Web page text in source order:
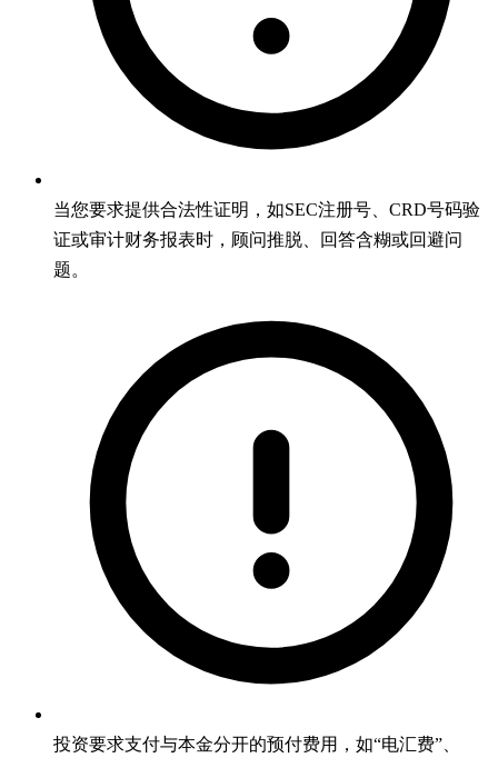
当您要求提供合法性证明，如SEC注册号、CRD号码验
证或审计财务报表时，顾问推脱、回答含糊或回避问
题。
投资要求支付与本金分开的预付费用，如“电汇费”、